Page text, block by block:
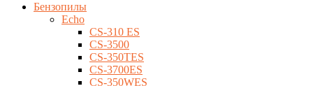
Бензопилы
Echo
CS-310 ES
CS-3500
CS-350TES
CS-3700ES
CS-350WES